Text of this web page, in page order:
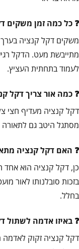
כל כמה זמן משקים
משקים דקל קנציה
מתייבשת מעט. הדקל
לעמוד בתחתית העציץ.
כמה אור צריך דקל
דקל קנציה מעדיף חצי
מסתגל היטב גם לתאורה
האם דקל קנציה
כן, דקל קנציה הוא אחד
בזכות סובלנותו לאור
בחלל.
באיזו אדמה לשתול
דקל קנציה זקוק לאדמה